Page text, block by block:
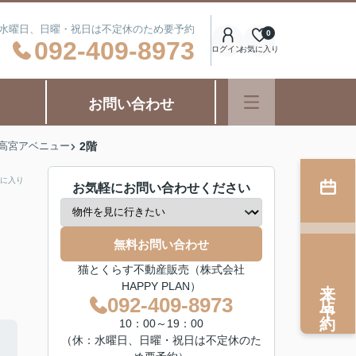
日、日曜・祝日は不定休のため要予約
092-409-8973 ログインお気に入り
0
お問い合わせ
宮アベニュー 2階
入り
お気軽にお問い合わせください
無料お問い合わせ
猫とくらす不動産販売（株式会社
HAPPY PLAN）
092-409-8973
10：00～19：00
（休：水曜日、日曜・祝日は不定休のた
来店予約